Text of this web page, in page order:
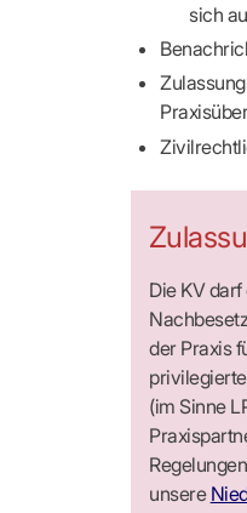
sich
Die KV
der Praxis
(im Sinne
unsere